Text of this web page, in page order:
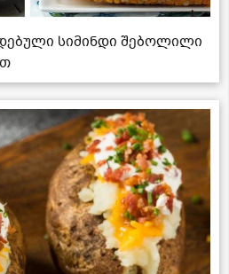
სიმინდი შებოლილი